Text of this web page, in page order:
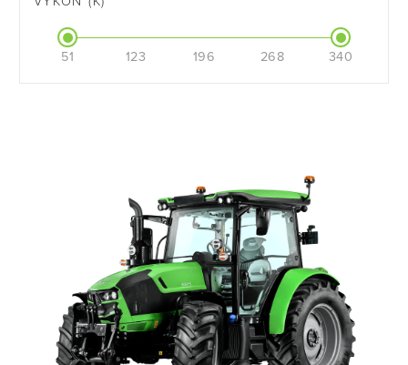
51 123 196 268 340